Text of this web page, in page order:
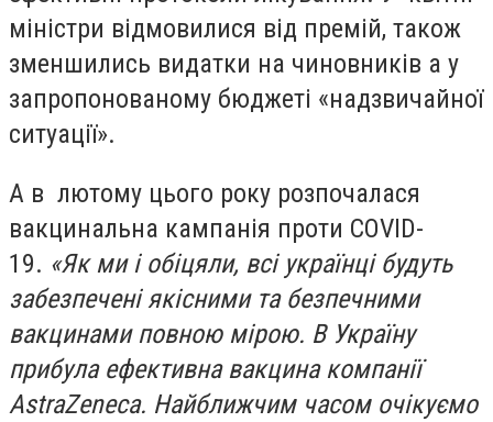
міністри відмовилися від премій, також
зменшились видатки на чиновників а у
запропонованому бюджеті «надзвичайної
ситуації».
А в лютому цього року розпочалася
вакцинальна кампанія проти COVID-
19. «Як ми і обіцяли, всі українці будуть
забезпечені якісними та безпечними
вакцинами повною мірою. В Україну
прибула ефективна вакцина компанії
AstraZeneca. Найближчим часом очікуємо